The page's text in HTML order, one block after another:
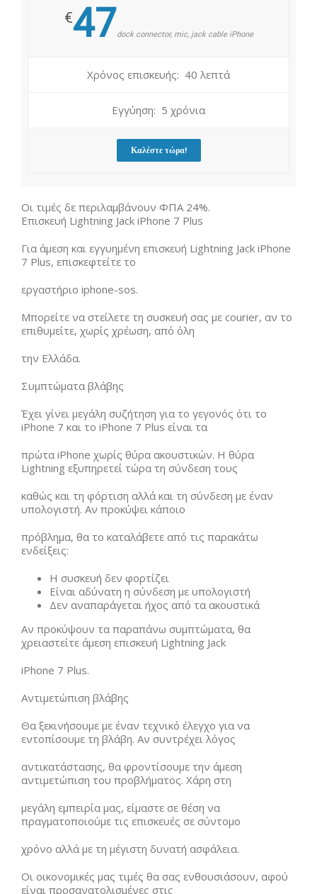
€47dock connector, mic, jack cable iPhone
Χρόνος επισκευής: 40 λεπτά
Εγγύηση: 5 χρόνια
Καλέστε τώρα!
Οι τιμές δε περιλαμβάνουν ΦΠΑ 24%.
Επισκευή Lightning Jack iPhone 7 Plus
Για άμεση και εγγυημένη επισκευή Lightning Jack iPhone
7 Plus, επισκεφτείτε το
εργαστήριο iphone-sos.
Μπορείτε να στείλετε τη συσκευή σας με courier, αν το
επιθυμείτε, χωρίς χρέωση, από όλη
την Ελλάδα.
Συμπτώματα βλάβης
Έχει γίνει μεγάλη συζήτηση για το γεγονός ότι το
iPhone 7 και το iPhone 7 Plus είναι τα
πρώτα iPhone χωρίς θύρα ακουστικών. Η θύρα
Lightning εξυπηρετεί τώρα τη σύνδεση τους
καθώς και τη φόρτιση αλλά και τη σύνδεση με έναν
υπολογιστή. Αν προκύψει κάποιο
πρόβλημα, θα το καταλάβετε από τις παρακάτω
ενδείξεις:
Η συσκευή δεν φορτίζει
Είναι αδύνατη η σύνδεση με υπολογιστή
Δεν αναπαράγεται ήχος από τα ακουστικά
Αν προκύψουν τα παραπάνω συμπτώματα, θα
χρειαστείτε άμεση επισκευή Lightning Jack
iPhone 7 Plus.
Αντιμετώπιση βλάβης
Θα ξεκινήσουμε με έναν τεχνικό έλεγχο για να
εντοπίσουμε τη βλάβη. Αν συντρέχει λόγος
αντικατάστασης, θα φροντίσουμε την άμεση
αντιμετώπιση του προβλήματος. Χάρη στη
μεγάλη εμπειρία μας, είμαστε σε θέση να
πραγματοποιούμε τις επισκευές σε σύντομο
χρόνο αλλά με τη μέγιστη δυνατή ασφάλεια.
Οι οικονομικές μας τιμές θα σας ενθουσιάσουν, αφού
είναι προσανατολισμένες στις